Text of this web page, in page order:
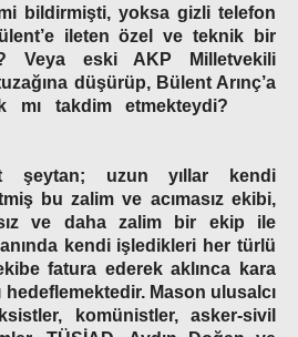
bildirmişti, yoksa gizli telefon
ileten özel ve teknik bir
Veya eski AKP Milletvekili
düşürüp, Bülent Arınç’a
mı takdim etmekteydi?
şeytan; uzun yıllar kendi
bu zalim ve acımasız ekibi,
ve daha zalim bir ekip ile
kendi işledikleri her türlü
fatura ederek aklınca kara
hedeflemektedir. Mason ulusalcı
komünistler, asker-sivil